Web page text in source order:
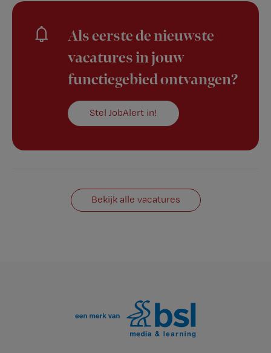
Als eerste de nieuwste
vacatures in jouw
functiegebied ontvangen?
Stel JobAlert in!
Bekijk alle vacatures